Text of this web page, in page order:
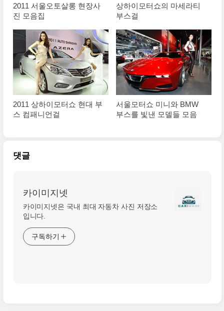
2011 서울오토살롱 현장사
진 모음집
상하이모터쇼의 마세라티
부스걸
2011 상하이모터쇼 현대 부
스 컴패니언걸
서울모터쇼 미니와 BMW
부스를 빛낸 모델들 모음
댓글
카이미지넷
카이미지넷은 국내 최대 자동차 사진 저장소
입니다.
구독하기